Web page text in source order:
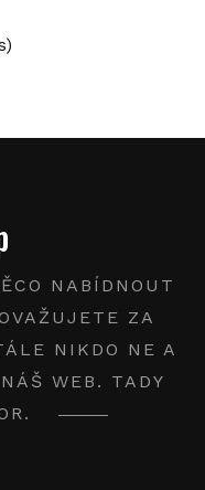
NABÍDNOUT
ZA
NIKDO NE A
WEB. TADY